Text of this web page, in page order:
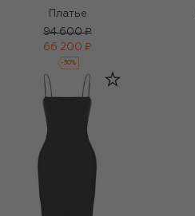
Платье
94 600 ₽
66 200 ₽
-30%